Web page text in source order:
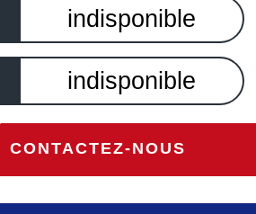
indisponible
indisponible
CONTACTEZ-NOUS